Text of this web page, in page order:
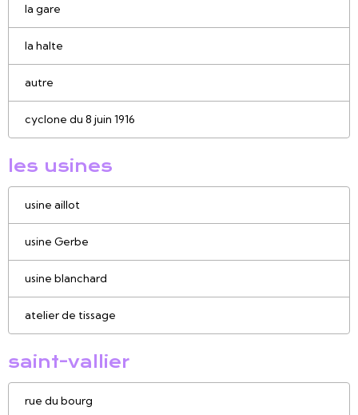
la gare
la halte
autre
cyclone du 8 juin 1916
les usines
usine aillot
usine Gerbe
usine blanchard
atelier de tissage
saint-vallier
rue du bourg